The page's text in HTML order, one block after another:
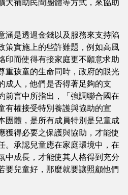
大補助民間團體等方式，來協助
是透過金錢以及服務來支持陷
策實施上的些許難題，例如高風
印而使得有接家庭更不願意求助
重孩童的生命同時，政府的眼光
成人，他們是否得著足夠的支
前言中所指出，「強調聯合國在
有權接受特別養護與協助的宣
團體，是所有成員特別是兒童成
獲得必要之保護與協助，才能使
。承認兒童應在家庭環境中，在
中成長，才能使其人格得到充分
要兒童好，那麼就要讓照顧他們